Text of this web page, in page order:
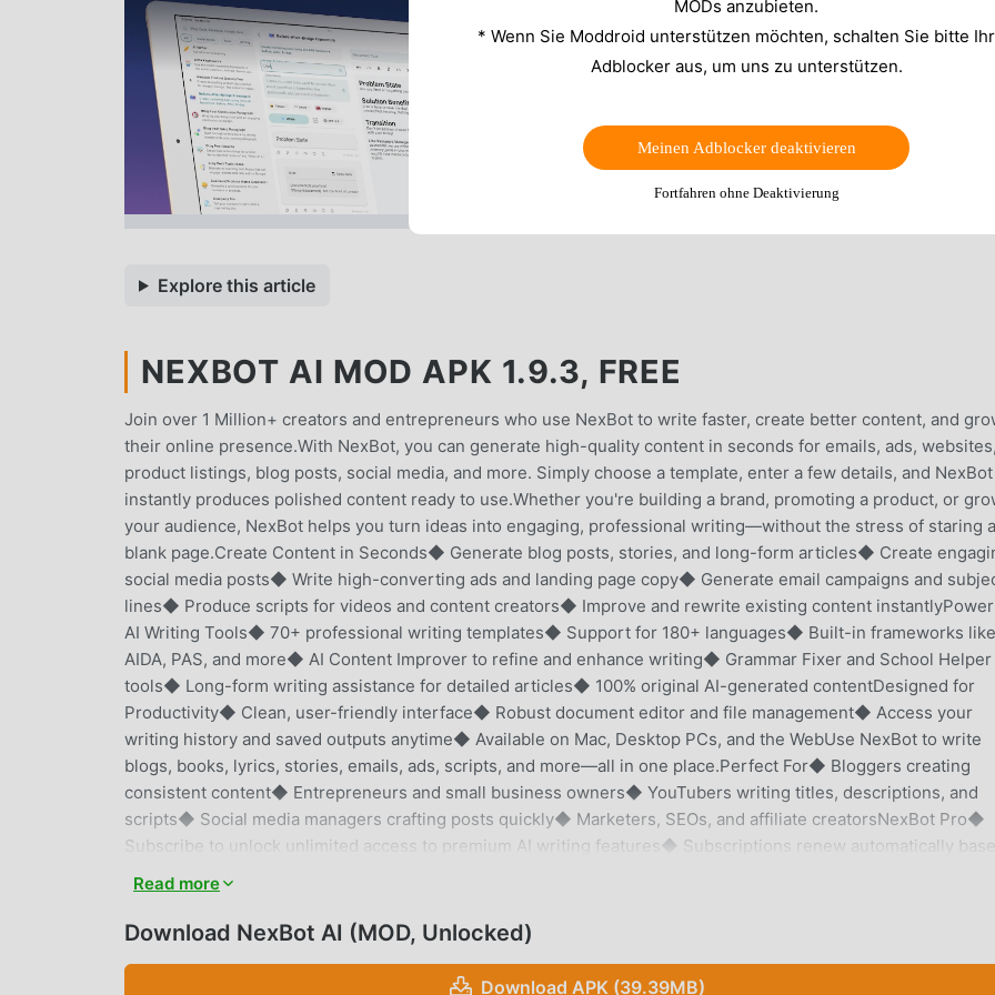
Explore this article
NEXBOT AI MOD APK 1.9.3, FREE
Join over 1 Million+ creators and entrepreneurs who use NexBot to write faster, create better content, and
their online presence.With NexBot, you can generate high-quality content in seconds for emails, ads, websites,
product listings, blog posts, social media, and more. Simply choose a template, enter a few details, and NexBot
instantly produces polished content ready to use.Whether you're building a brand, promoting a product, or
your audience, NexBot helps you turn ideas into engaging, professional writing—without the stress of staring
blank page.Create Content in Seconds◆ Generate blog posts, stories, and long-form articles◆ Create
social media posts◆ Write high-converting ads and landing page copy◆ Generate email campaigns and
lines◆ Produce scripts for videos and content creators◆ Improve and rewrite existing content
AI Writing Tools◆ 70+ professional writing templates◆ Support for 180+ languages◆ Built-in frameworks like
AIDA, PAS, and more◆ AI Content Improver to refine and enhance writing◆ Grammar Fixer and School Helper
tools◆ Long-form writing assistance for detailed articles◆ 100% original AI-generated contentDesigned for
Productivity◆ Clean, user-friendly interface◆ Robust document editor and file management◆ Access your
writing history and saved outputs anytime◆ Available on Mac, Desktop PCs, and the WebUse NexBot to write
blogs, books, lyrics, stories, emails, ads, scripts, and more—all in one place.Perfect For◆ Bloggers creating
consistent content◆ Entrepreneurs and small business owners◆ YouTubers writing titles, descriptions, and
scripts◆ Social media managers crafting posts quickly◆ Marketers, SEOs, and affiliate creatorsNexBot Pro◆
Subscribe to unlock unlimited access to premium AI writing features◆ Subscriptions renew automatically
https://nexbot.ai/terms
NEXBOT AI EINFÜHRUNG
Read more
Download NexBot AI (MOD, Unlocked)
Download APK (39.39MB)
MODs anzubieten.
* Wenn Sie Moddroid unterstützen möchten, schalten Sie bitte
Adblocker aus, um uns zu unterstützen.
Meinen Adblocker deaktivieren
Fortfahren ohne Deaktivierung